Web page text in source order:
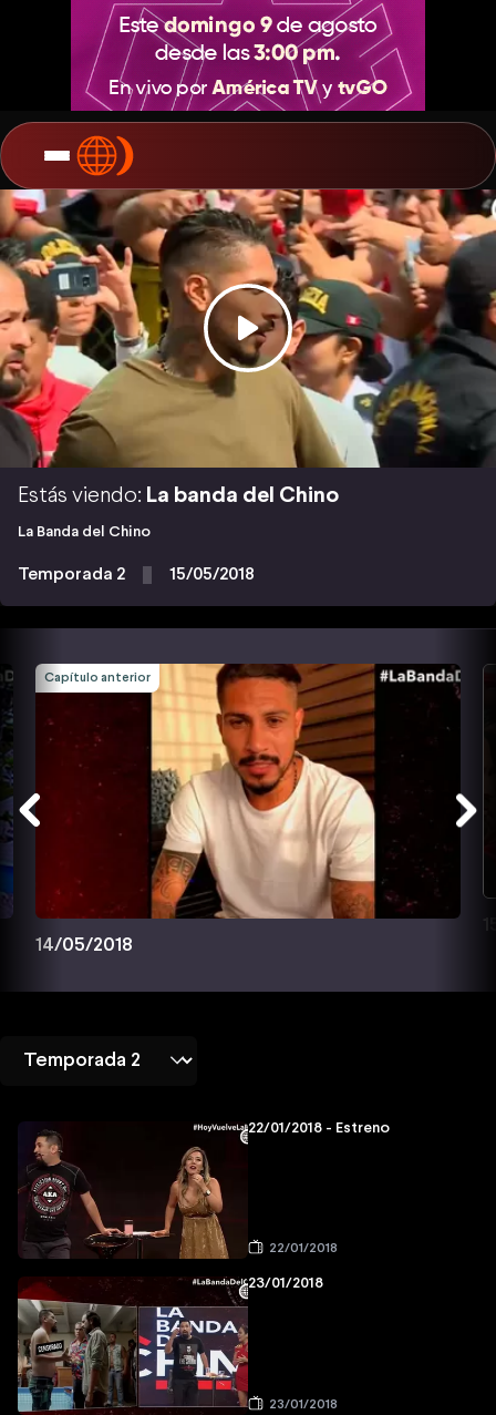
Estás viendo: La banda del Chino
La Banda del Chino
Temporada 2 15/05/2018
Capítulo anterior
14/05/2018
22/01/2018 - Estreno
22/01/2018
23/01/2018
23/01/2018